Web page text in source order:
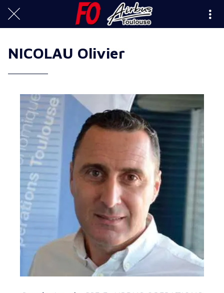
NICOLAU Olivier